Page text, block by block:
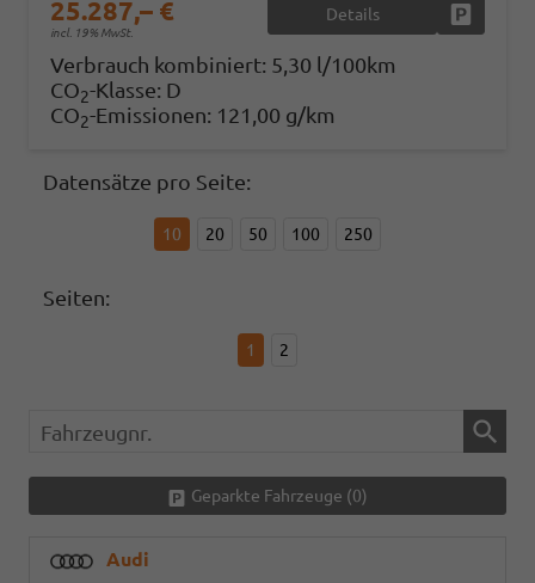
25.287,– €
incl. 19% MwSt.
Details
Verbrauch kombiniert: 5,30 l/100km
CO2-Klasse: D
CO2-Emissionen: 121,00 g/km
Datensätze pro Seite:
10 20 50 100 250
Seiten:
1 2
Fahrzeugnr.
Geparkte Fahrzeuge (0)
Audi